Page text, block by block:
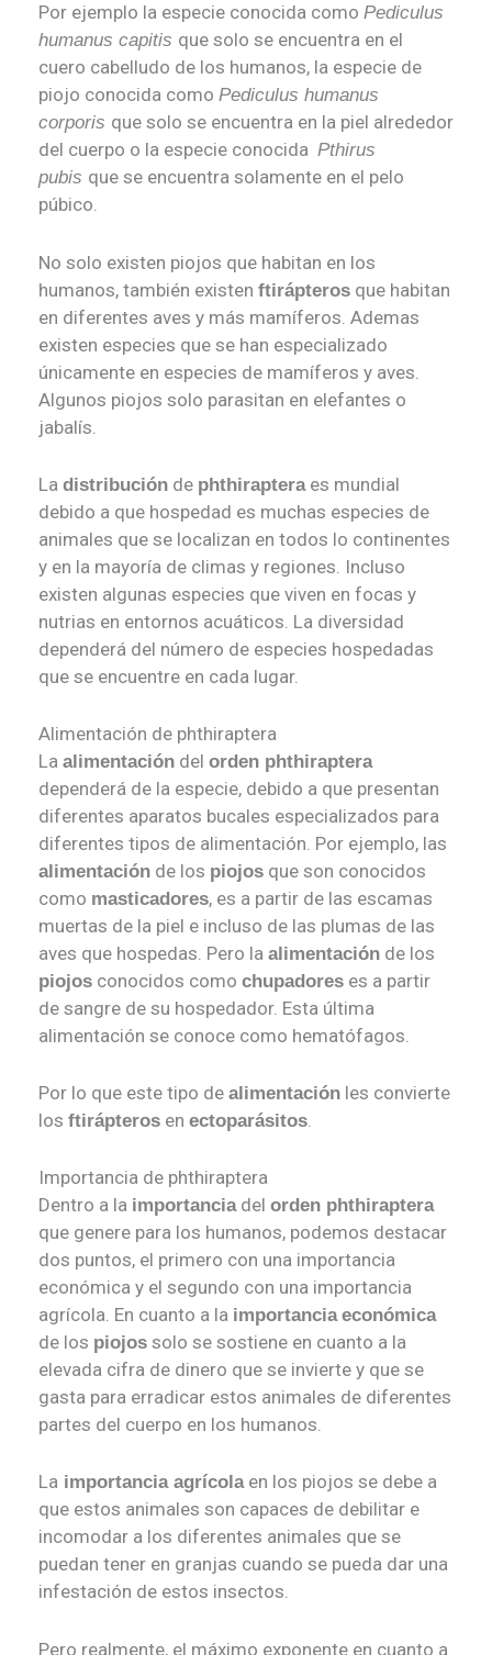
Por ejemplo la especie conocida como Pediculus
humanus capitis que solo se encuentra en el
cuero cabelludo de los humanos, la especie de
piojo conocida como Pediculus humanus
corporis que solo se encuentra en la piel alrededor
del cuerpo o la especie conocida Pthirus
pubis que se encuentra solamente en el pelo
púbico.
No solo existen piojos que habitan en los
humanos, también existen ftirápteros que habitan
en diferentes aves y más mamíferos. Ademas
existen especies que se han especializado
únicamente en especies de mamíferos y aves.
Algunos piojos solo parasitan en elefantes o
jabalís.
La distribución de phthirapteraes mundial
debido a que hospedad es muchas especies de
animales que se localizan en todos lo continentes
y en la mayoría de climas y regiones. Incluso
existen algunas especies que viven en focas y
nutrias en entornos acuáticos. La diversidad
dependerá del número de especies hospedadas
que se encuentre en cada lugar.
Alimentación de phthiraptera
La alimentación del orden phthiraptera
dependerá de la especie, debido a que presentan
diferentes aparatos bucales especializados para
diferentes tipos de alimentación. Por ejemplo, las
alimentación de los piojos que son conocidos
como masticadores, es a partir de las escamas
muertas de la piel e incluso de las plumas de las
aves que hospedas. Pero la alimentación de los
piojos conocidos como chupadores es a partir
de sangre de su hospedador. Esta última
alimentación se conoce como hematófagos.
Por lo que este tipo de alimentación les convierte
los ftirápteros en ectoparásitos.
Importancia de phthiraptera
Dentro a la importanciadel orden phthiraptera
que genere para los humanos, podemos destacar
dos puntos, el primero con una importancia
económica y el segundo con una importancia
agrícola. En cuanto a la importancia económica
de los piojos solo se sostiene en cuanto a la
elevada cifra de dinero que se invierte y que se
gasta para erradicar estos animales de diferentes
partes del cuerpo en los humanos.
La importancia agrícolaen los piojos se debe a
que estos animales son capaces de debilitar e
incomodar a los diferentes animales que se
puedan tener en granjas cuando se pueda dar una
infestación de estos insectos.
Pero realmente, el máximo exponente en cuanto a